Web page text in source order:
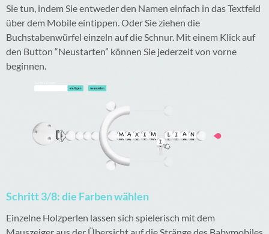
Sie tun, indem Sie entweder den Namen einfach in das Textfeld
über dem Mobile eintippen. Oder Sie ziehen die
Buchstabenwürfel einzeln auf die Schnur. Mit einem Klick auf
den Button “Neustarten” können Sie jederzeit von vorne
beginnen.
Schritt 3/8: die Farben wählen
Einzelne Holzperlen lassen sich spielerisch mit dem
Mauszeiger aus der Übersicht auf die Stränge des Babymobiles